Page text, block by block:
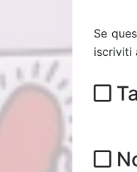
Se
iscriviti